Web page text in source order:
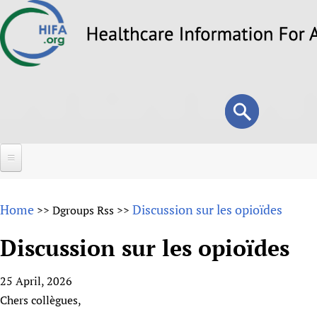
to
Search
form
Search
About
Overview
Why HIFA is needed
Vision and Strategy
Forums
HIFA (Healthcare Information For All)
How to use the HIFA forums
Projects
Home >> Dgroups Rss >> Discussion sur les opioïdes
Discussion sur les opioïdes
25 April, 2026
Chers collègues,